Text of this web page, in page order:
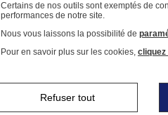
Certains de nos outils sont exemptés de
performances de notre site.
Nous vous laissons la possibilité de
Pour en savoir plus sur les cookies, cliquez
Refuser tout